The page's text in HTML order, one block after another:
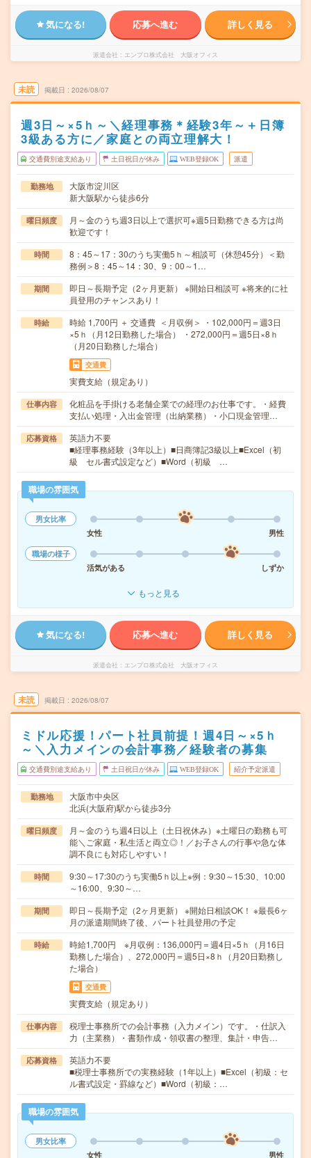
気になる! 応募へ進む 詳しく見る
派遣会社 エンプロ株式会社 大阪オフィス
未読 掲載日 2026/08/07
週3日～×5ｈ～＼経理事務＊経験3年～＋日簿
3級ある方に／家庭との両立理解大！
交通費別途支給あり 土日祝日が休み WEB登録OK 派遣
勤務地
大阪市淀川区
新大阪駅から徒歩6分
曜日頻度
月～金のうち週3日以上で選択可※週5日勤務できる方は尚
歓迎です！
時間
8：45～17：30のうち実働5ｈ～相談可（休憩45分）＜勤
務例＞8：45～14：30、9：00～1…
期間
即日～長期予定（2ヶ月更新） ※開始日相談可 ※将来的に社
員登用のチャンスあり！
時給
時給 1,700円 ＋ 交通費 ＜月収例＞ ・102,000円＝週3日
×5ｈ（月12日勤務した場合） ・272,000円＝週5日×8ｈ
（月20日勤務した場合）
交通費
実費支給（規定あり）
仕事内容
化粧品を手掛ける老舗企業での経理のお仕事です。・経費
支払い処理・入出金管理（出納業務）・小口現金管理…
応募資格
英語力不要
■経理事務経験（3年以上）■日商簿記3級以上■Excel（初
級 セル書式設定など）■Word（初級 …
職場の雰囲気
男女比率
女性
男性
職場の様子
活気がある
しずか
もっと見る
気になる! 応募へ進む 詳しく見る
派遣会社 エンプロ株式会社 大阪オフィス
未読 掲載日 2026/08/07
ミドル応援！パート社員前提！週4日～×5ｈ
～＼入力メインの会計事務／経験者の募集
交通費別途支給あり 土日祝日が休み WEB登録OK 紹介予定派遣
勤務地
大阪市中央区
北浜(大阪府)駅から徒歩3分
曜日頻度
月～金のうち週4日以上（土日祝休み）※土曜日の勤務も可
能＼ご家庭・私生活と両立◎！／お子さんの行事や急な体
調不良にも対応しやすい！
時間
9:30～17:30のうち実働5ｈ以上※例：9:30～15:30、10:00
～16:00、9:30～…
期間
即日～長期予定（2ヶ月更新） ※開始日相談OK！ ※最長6ヶ
月の派遣期間終了後、パート社員登用の予定
時給
時給1,700円 ※月収例：136,000円＝週4日×5ｈ（月16日
勤務した場合）、272,000円＝週5日×8ｈ（月20日勤務し
た場合）
交通費
実費支給（規定あり）
仕事内容
税理士事務所での会計事務（入力メイン）です。・仕訳入
力（主業務）・書類作成・領収書の整理、集計・申告…
応募資格
英語力不要
■税理士事務所での実務経験（1年以上）■Excel（初級：セ
ル書式設定・罫線など）■Word（初級：…
職場の雰囲気
男女比率
女性
男性